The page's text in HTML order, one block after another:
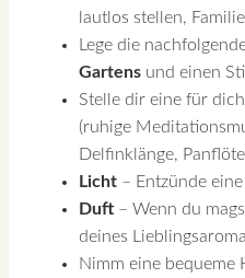
lautlos stellen,
Lege die
Gartens und einen
Stelle dir eine für dich
(ruhige
Delfinklänge,
Licht – Entzünde eine
Duft – Wenn du
deines
Nimm eine bequeme